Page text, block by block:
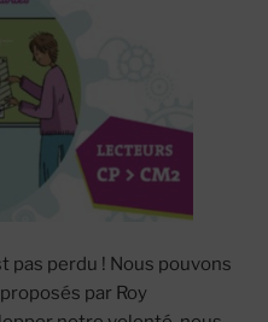
pas perdu ! Nous pouvons
par Roy